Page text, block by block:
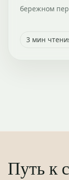
бережном
3 мин
Путь к